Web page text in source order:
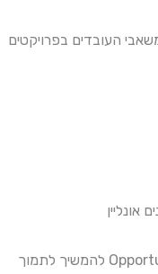
העובדים בפרויקטים
אונליין
ההתנדבות שלכם מסייעת ל-Opportunity Village להמשיך לתמוך